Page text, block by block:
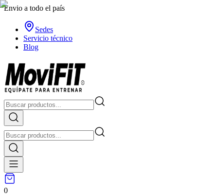
Envio a todo el país
Sedes
Servicio técnico
Blog
0